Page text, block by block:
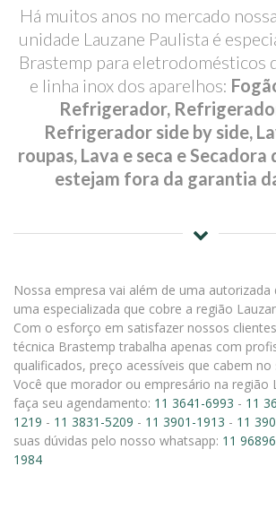
Há muitos anos no mercado
unidade Lauzane Paulista é
Brastemp para eletrodomésticos
e linha inox dos aparelhos:
Refrigerador,
Refrigerador side by side,
roupas, Lava e seca e Secadora
estejam fora da garantia
Nossa empresa vai além de uma autorizada
uma especializada que cobre a região
Com o esforço em satisfazer nossos
técnica Brastemp trabalha apenas com
qualificados, preço acessíveis que cabem no
Você que morador ou empresário na região
faça seu agendamento: 11 3641-6993 - 11
1219 - 11 3831-5209 - 11 3901-1913 - 11
suas dúvidas pelo nosso whatsapp: 11
1984